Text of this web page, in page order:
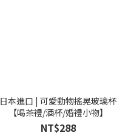
日本進口 | 可愛動物搖晃玻璃杯
【喝茶禮/酒杯/婚禮小物】
NT$288